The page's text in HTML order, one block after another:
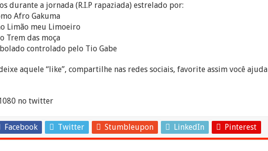
durante a jornada (R.I.P rapaziada) estrelado por:
Afro Gakuma
Limão meu Limoeiro
Trem das moça
bolado controlado pelo Tio Gabe
aquele “like”, compartilhe nas redes sociais, favorite assim você ajuda
no twitter
Facebook Twitter Stumbleupon LinkedIn Pinterest